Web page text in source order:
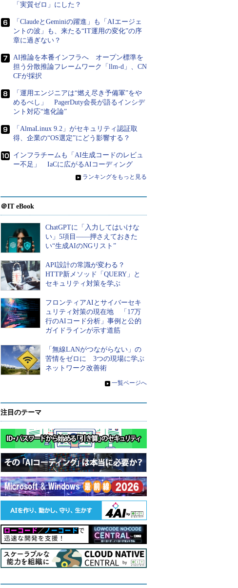
「実質ゼロ」にした？
「ClaudeとGeminiの躍進」も「AIエージェ
ントの波」も、来たる“IT運用の変化”の序
章に過ぎない？
AI推論を本番インフラへ オープン標準を
担う分散推論フレームワーク「llm-d」、CN
CFが採択
「運用エンジニアは“燃え尽き予備軍”をや
めるべし」 PagerDuty会長が語るインシデ
ント対応“進化論”
「AlmaLinux 9.2」がセキュリティ認証取
得、企業の“OS選定”にどう影響する？
インフラチームも「AI生成コードのレビュ
ー不足」 IaCに広がるAIコーディング
» ランキングをもっと見る
＠IT eBook
ChatGPTに「入力してはいけな
い」5項目――押さえておきた
い“生成AIのNGリスト”
API設計の常識が変わる？
HTTP新メソッド「QUERY」と
セキュリティ対策を学ぶ
フロンティアAIとサイバーセキ
ュリティ対策の現在地 「17万
行のAIコード分析」事例と公的
ガイドラインが示す道筋
「無線LANがつながらない」の
苦情をゼロに 3つの現場に学ぶ
ネットワーク改善術
» 一覧ページへ
注目のテーマ